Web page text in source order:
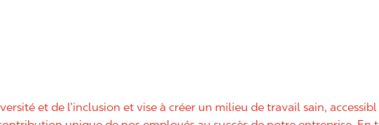
et de l’inclusion et vise à créer un milieu de travail sain, accessibl